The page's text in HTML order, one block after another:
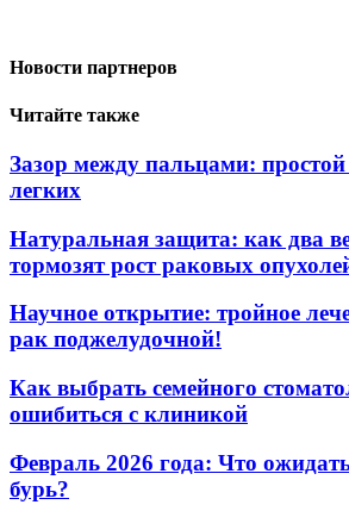
Новости партнеров
Читайте также
Зазор между пальцами: простой
легких
Натуральная защита: как два
тормозят рост раковых
Научное открытие: тройное
рак поджелудочной!
Как выбрать семейного
ошибиться с клиникой
Февраль 2026 года: Что
бурь?